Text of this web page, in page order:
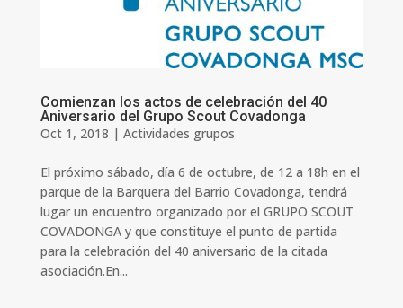
Comienzan los actos de celebración del 40
Aniversario del Grupo Scout Covadonga
Oct 1, 2018 | Actividades grupos
El próximo sábado, día 6 de octubre, de 12 a 18h en el
parque de la Barquera del Barrio Covadonga, tendrá
lugar un encuentro organizado por el GRUPO SCOUT
COVADONGA y que constituye el punto de partida
para la celebración del 40 aniversario de la citada
asociación.En...